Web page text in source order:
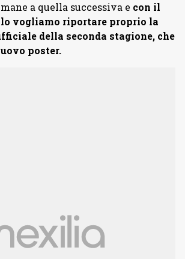
a quella successiva e con il
vogliamo riportare proprio la
della seconda stagione, che
poster.